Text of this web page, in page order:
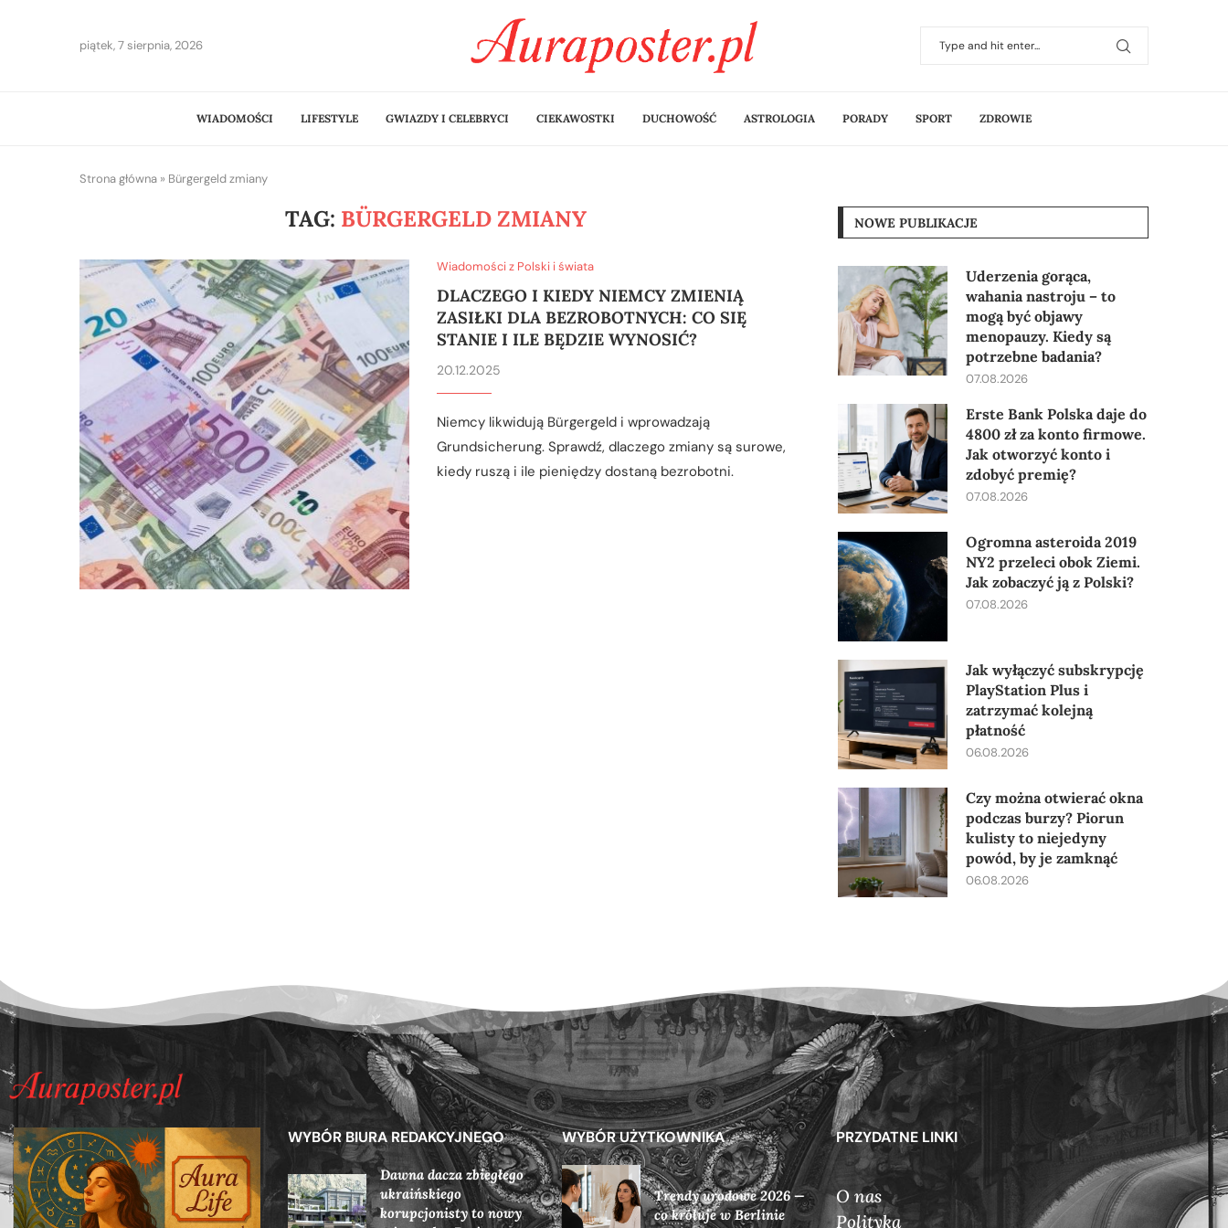
piątek, 7 sierpnia, 2026
WIADOMOŚCI LIFESTYLE GWIAZDY I CELEBRYCI CIEKAWOSTKI DUCHOWOŚĆ ASTROLOGIA PORADY SPORT ZDROWIE
Strona główna » Bürgergeld zmiany
TAG: BÜRGERGELD ZMIANY
Wiadomości z Polski i świata
DLACZEGO I KIEDY NIEMCY ZMIENIĄ
ZASIŁKI DLA BEZROBOTNYCH: CO SIĘ
STANIE I ILE BĘDZIE WYNOSIĆ?
20.12.2025
Niemcy likwidują Bürgergeld i wprowadzają
Grundsicherung. Sprawdź, dlaczego zmiany są surowe,
kiedy ruszą i ile pieniędzy dostaną bezrobotni.
NOWE PUBLIKACJE
Uderzenia gorąca,
wahania nastroju – to
mogą być objawy
menopauzy. Kiedy są
potrzebne badania?
07.08.2026
Erste Bank Polska daje do
4800 zł za konto firmowe.
Jak otworzyć konto i
zdobyć premię?
07.08.2026
Ogromna asteroida 2019
NY2 przeleci obok Ziemi.
Jak zobaczyć ją z Polski?
07.08.2026
Jak wyłączyć subskrypcję
PlayStation Plus i
zatrzymać kolejną
płatność
06.08.2026
Czy można otwierać okna
podczas burzy? Piorun
kulisty to niejedyny
powód, by je zamknąć
06.08.2026
WYBÓR BIURA REDAKCYJNEGO
Dawna dacza zbiegłego
ukraińskiego
korupcjonisty to nowy
WYBÓR UŻYTKOWNIKA
Trendy urodowe 2026 —
co króluje w Berlinie
PRZYDATNE LINKI
O nas
Polityka